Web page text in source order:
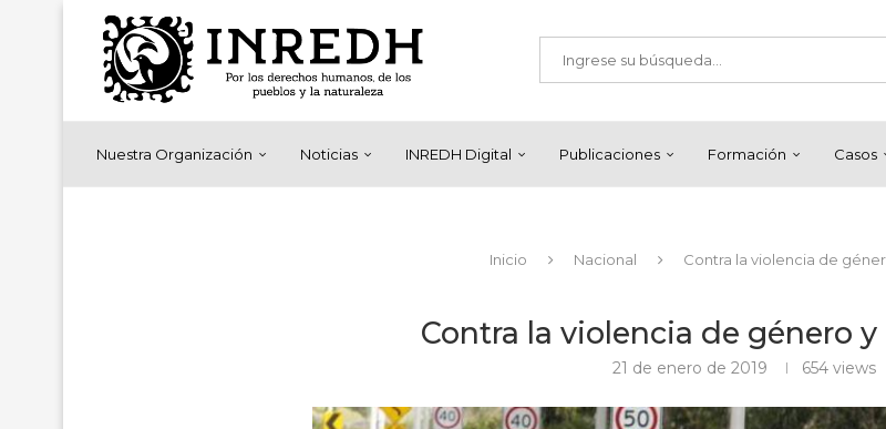
Nuestra Organización Noticias INREDH Digital Publicaciones Formación Casos
Inicio Nacional Contra la violencia de
Contra la violencia de género
21 de enero de 2019 654 views